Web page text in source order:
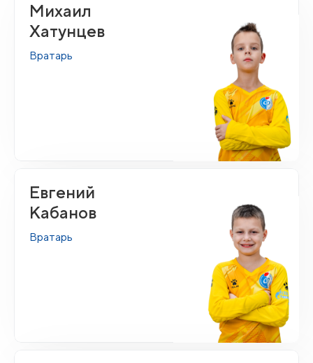
Михаил
Хатунцев
Вратарь
Евгений
Кабанов
Вратарь